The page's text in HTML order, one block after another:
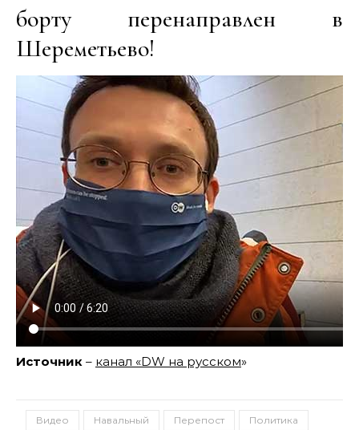
борту перенаправлен в
Шереметьево!
Источник – канал «DW на русском»
Видео Навальный Перепост
Политика